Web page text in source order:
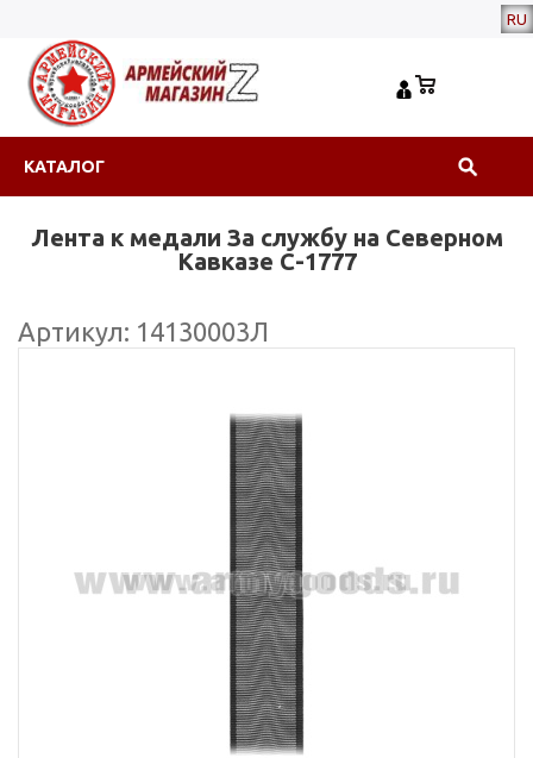
RU
КАТАЛОГ
Лента к медали За службу на Северном
Кавказе С-1777
Артикул: 14130003Л